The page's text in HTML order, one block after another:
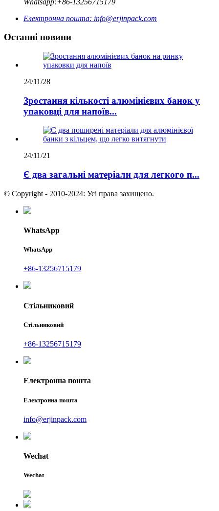
Електронна пошта: info@erjinpack.com
Останні новини
24/11/28
Зростання кількості алюмінієвих банок у
упаковці для напоїв...
24/11/21
Є два загальні матеріали для легкого п...
© Copyright - 2010-2024: Усі права захищено.
WhatsApp
WhatsApp
+86-13256715179
Стільниковий
Стільниковий
+86-13256715179
Електронна пошта
Електронна пошта
info@erjinpack.com
Wechat
Wechat